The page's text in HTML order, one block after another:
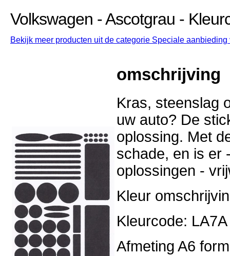
Volkswagen - Ascotgrau -
Bekijk meer producten uit de categorie Speciale
omschrijving
Kras, steenslag
uw auto? De
oplossing. Met
schade, en is er
oplossingen -
Kleur
Kleurcode: LA7A
Afmeting A6